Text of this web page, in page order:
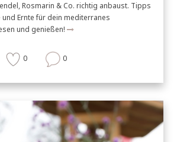
Rosmarin & Co. richtig anbaust. Tipps
und Ernte für dein mediterranes
und genießen!
0 0